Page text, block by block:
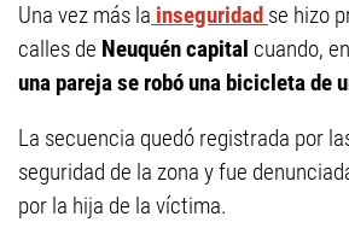
Una vez más la inseguridad se hizo
calles de Neuquén capital cuando,
una pareja se robó una bicicleta de
La secuencia quedó registrada por
seguridad de la zona y fue
por la hija de la víctima.